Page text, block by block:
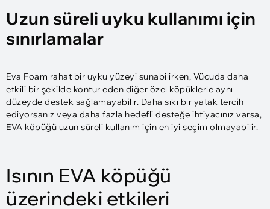
Uzun süreli uyku kullanımı için
sınırlamalar
Eva Foam rahat bir uyku yüzeyi sunabilirken, Vücuda daha
etkili bir şekilde kontur eden diğer özel köpüklerle aynı
düzeyde destek sağlamayabilir. Daha sıkı bir yatak tercih
ediyorsanız veya daha fazla hedefli desteğe ihtiyacınız varsa,
EVA köpüğü uzun süreli kullanım için en iyi seçim olmayabilir.
Isının EVA köpüğü
üzerindeki etkileri